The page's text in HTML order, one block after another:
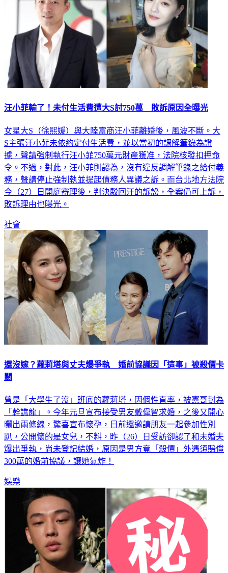
女星大S（徐熙媛）與大陸富商汪小菲離婚後，風波不斷。大
S主張汪小菲未依約定付生活費，並以當初的調解筆錄為證
據，聲請強制執行汪小菲750萬元財產獲准，法院核發扣押命
令。不過，對此，汪小菲則認為，沒有違反調解筆錄之給付義
務，聲請停止強制執並提起債務人異議之訴。而台北地方法院
今（27）日開庭審理後，判決駁回汪的訴訟，全案仍可上訴，
社會
還沒嫁？蘿莉塔與丈夫爆爭執 婚前協議因「這事」被殺價卡
曾是「大學生了沒」班底的蘿莉塔，因個性直率，被憲哥封為
「幹譙龍」。今年元旦宣布接受男友戴偉智求婚，之後又開心
曬出兩條線，驚喜宣布懷孕，日前還邀請朋友一起參加性別
趴，公開懷的是女兒，不料，昨（26）日受訪卻認了和未婚夫
爆出爭執，尚未登記結婚，原因是男方竟「殺價」外遇須賠償